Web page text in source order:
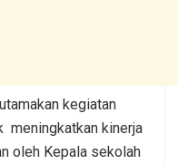
kegiatan
meningkatkan kinerja
oleh Kepala sekolah